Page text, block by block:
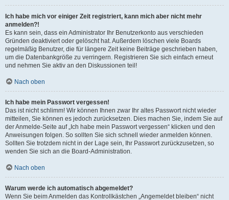
Ich habe mich vor einiger Zeit registriert, kann mich aber nicht mehr
anmelden?!
Es kann sein, dass ein Administrator Ihr Benutzerkonto aus verschieden
Gründen deaktiviert oder gelöscht hat. Außerdem löschen viele Boards
regelmäßig Benutzer, die für längere Zeit keine Beiträge geschrieben haben,
um die Datenbankgröße zu verringern. Registrieren Sie sich einfach erneut
und nehmen Sie aktiv an den Diskussionen teil!
Nach oben
Ich habe mein Passwort vergessen!
Das ist nicht schlimm! Wir können Ihnen zwar Ihr altes Passwort nicht wieder
mitteilen, Sie können es jedoch zurücksetzen. Dies machen Sie, indem Sie auf
der Anmelde-Seite auf „Ich habe mein Passwort vergessen“ klicken und den
Anweisungen folgen. So sollten Sie sich schnell wieder anmelden können.
Sollten Sie trotzdem nicht in der Lage sein, Ihr Passwort zurückzusetzen, so
wenden Sie sich an die Board-Administration.
Nach oben
Warum werde ich automatisch abgemeldet?
Wenn Sie beim Anmelden das Kontrollkästchen „Angemeldet bleiben“ nicht